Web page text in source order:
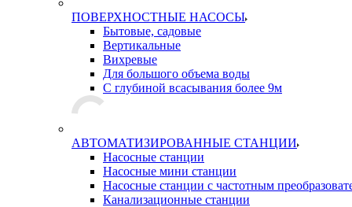
ПОВЕРХНОСТНЫЕ НАСОСЫ
Бытовые, садовые
Вертикальные
Вихревые
Для большого объема воды
С глубиной всасывания более 9м
АВТОМАТИЗИРОВАННЫЕ СТАНЦИИ
Насосные станции
Насосные мини станции
Насосные станции с частотным
Канализационные станции